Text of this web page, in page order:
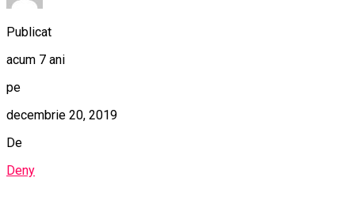
Publicat
acum 7 ani
pe
decembrie 20, 2019
De
Deny